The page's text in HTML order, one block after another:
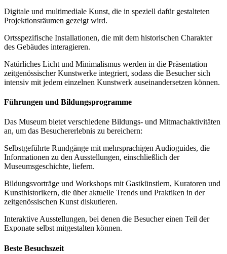
Digitale und multimediale Kunst, die in speziell dafür gestalteten
Projektionsräumen gezeigt wird.
Ortsspezifische Installationen, die mit dem historischen Charakter
des Gebäudes interagieren.
Natürliches Licht und Minimalismus werden in die Präsentation
zeitgenössischer Kunstwerke integriert, sodass die Besucher sich
intensiv mit jedem einzelnen Kunstwerk auseinandersetzen können.
Führungen und Bildungsprogramme
Das Museum bietet verschiedene Bildungs- und Mitmachaktivitäten
an, um das Besuchererlebnis zu bereichern:
Selbstgeführte Rundgänge mit mehrsprachigen Audioguides, die
Informationen zu den Ausstellungen, einschließlich der
Museumsgeschichte, liefern.
Bildungsvorträge und Workshops mit Gastkünstlern, Kuratoren und
Kunsthistorikern, die über aktuelle Trends und Praktiken in der
zeitgenössischen Kunst diskutieren.
Interaktive Ausstellungen, bei denen die Besucher einen Teil der
Exponate selbst mitgestalten können.
Beste Besuchszeit